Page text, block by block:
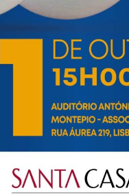
INFORMAÇÕES ÚTEIS